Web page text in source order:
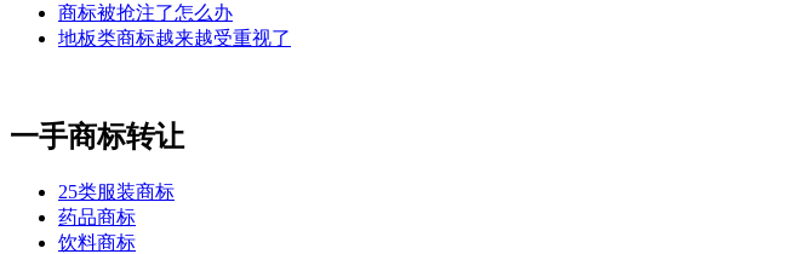
商标被抢注了怎么办
地板类商标越来越受重视了
一手商标转让
25类服装商标
药品商标
饮料商标